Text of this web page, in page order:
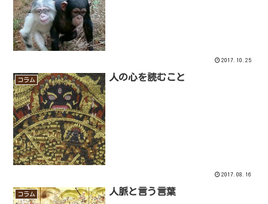
2017.10.25
コラム 人の心を読むこと
2017.08.16
コラム 人脈と言う言葉